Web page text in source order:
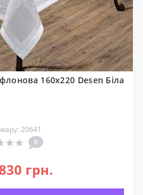
160x220 Desen Біла
20641
0
грн.